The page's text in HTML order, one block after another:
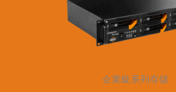
企業級系列存儲